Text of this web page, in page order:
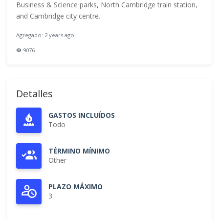
Business & Science parks, North Cambridge train station,
and Cambridge city centre.
Agregado: 2 years ago
9076
Detalles
GASTOS INCLUÍDOS
Todo
TÉRMINO MÍNIMO
Other
PLAZO MÁXIMO
3